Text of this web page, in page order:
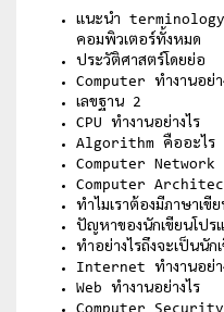
แนะนำ terminology
คอมพิวเตอร์ทั้งหมด
ประวัติศาสตร์โดยย่อ
Computer ทำงานอย่า
เลขฐาน 2
CPU ทำงานอย่างไร
Algorithm คืออะไร
Computer Network
Computer
ทำไมเราต้องมีภาษาเขี
ปัญหาของนักเขียนโปร
ทำอย่างไรถึงจะเป็นนัก
Internet ทำงานอย่า
Web ทำงานอย่างไร